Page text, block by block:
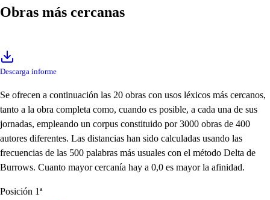
Obras más cercanas
Descarga informe
Se ofrecen a continuación las 20 obras con usos léxicos más cercanos,
tanto a la obra completa como, cuando es posible, a cada una de sus
jornadas, empleando un corpus constituido por 3000 obras de 400
autores diferentes. Las distancias han sido calculadas usando las
frecuencias de las 500 palabras más usuales con el método Delta de
Burrows. Cuanto mayor cercanía hay a 0,0 es mayor la afinidad.
Posición 1ª